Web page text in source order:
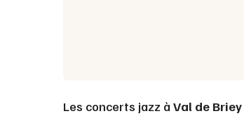
Les concerts jazz à Val de Briey